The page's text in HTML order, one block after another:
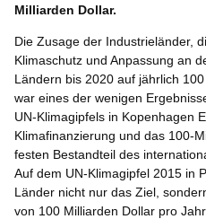
Milliarden Dollar.
Die Zusage der Industrieländer,
Klimaschutz und Anpassung an
Ländern bis 2020 auf jährlich
war eines der wenigen
UN-Klimagipfels in Kopenhagen
Klimafinanzierung und das 100-
festen Bestandteil des
Auf dem UN-Klimagipfel 2015 in
Länder nicht nur das Ziel,
von 100 Milliarden Dollar pro